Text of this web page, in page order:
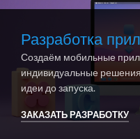
Разработка
Создаём мобильные
индивидуальные
идеи до запуска.
ЗАКАЗАТЬ РАЗРАБОТКУ